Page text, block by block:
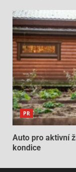
PR
Auto pro aktivní
kondice